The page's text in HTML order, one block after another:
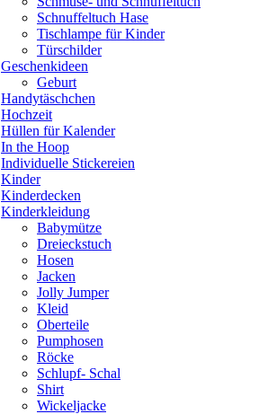
Schnuffeltuch Hase
Tischlampe für Kinder
Türschilder
Geschenkideen
Geburt
Handytäschchen
Hochzeit
Hüllen für Kalender
In the Hoop
Individuelle Stickereien
Kinder
Kinderdecken
Kinderkleidung
Babymütze
Dreieckstuch
Hosen
Jacken
Jolly Jumper
Kleid
Oberteile
Pumphosen
Röcke
Schlupf- Schal
Shirt
Wickeljacke